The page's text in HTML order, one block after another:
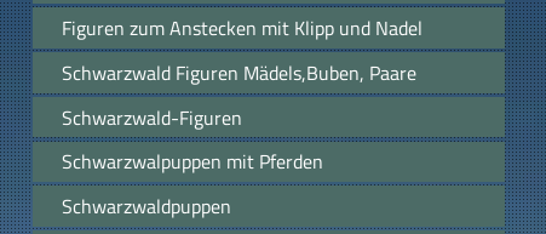
Figuren zum Anstecken mit Klipp und Nadel
Schwarzwald Figuren Mädels,Buben, Paare
Schwarzwald-Figuren
Schwarzwalpuppen mit Pferden
Schwarzwaldpuppen